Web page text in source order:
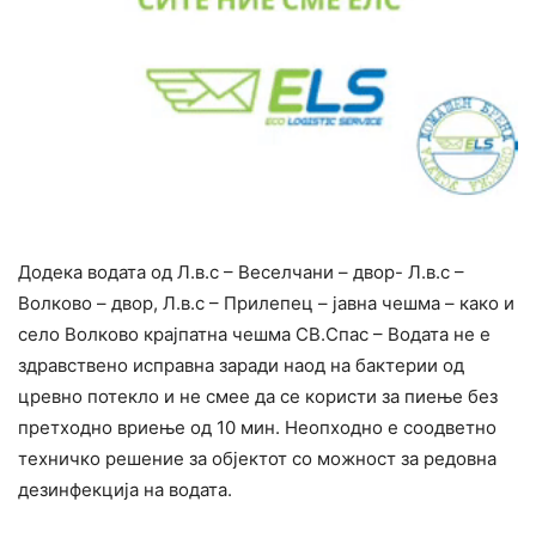
Додека водата од Л.в.с – Веселчани – двор- Л.в.с –
Волково – двор, Л.в.с – Прилепец – јавна чешма – како и
село Волково крајпатна чешма СВ.Спас – Водата не е
здравствено исправна заради наод на бактерии од
цревно потекло и не смее да се користи за пиење без
претходно вриење од 10 мин. Неопходно е соодветно
техничко решение за објектот со можност за редовна
дезинфекција на водата.